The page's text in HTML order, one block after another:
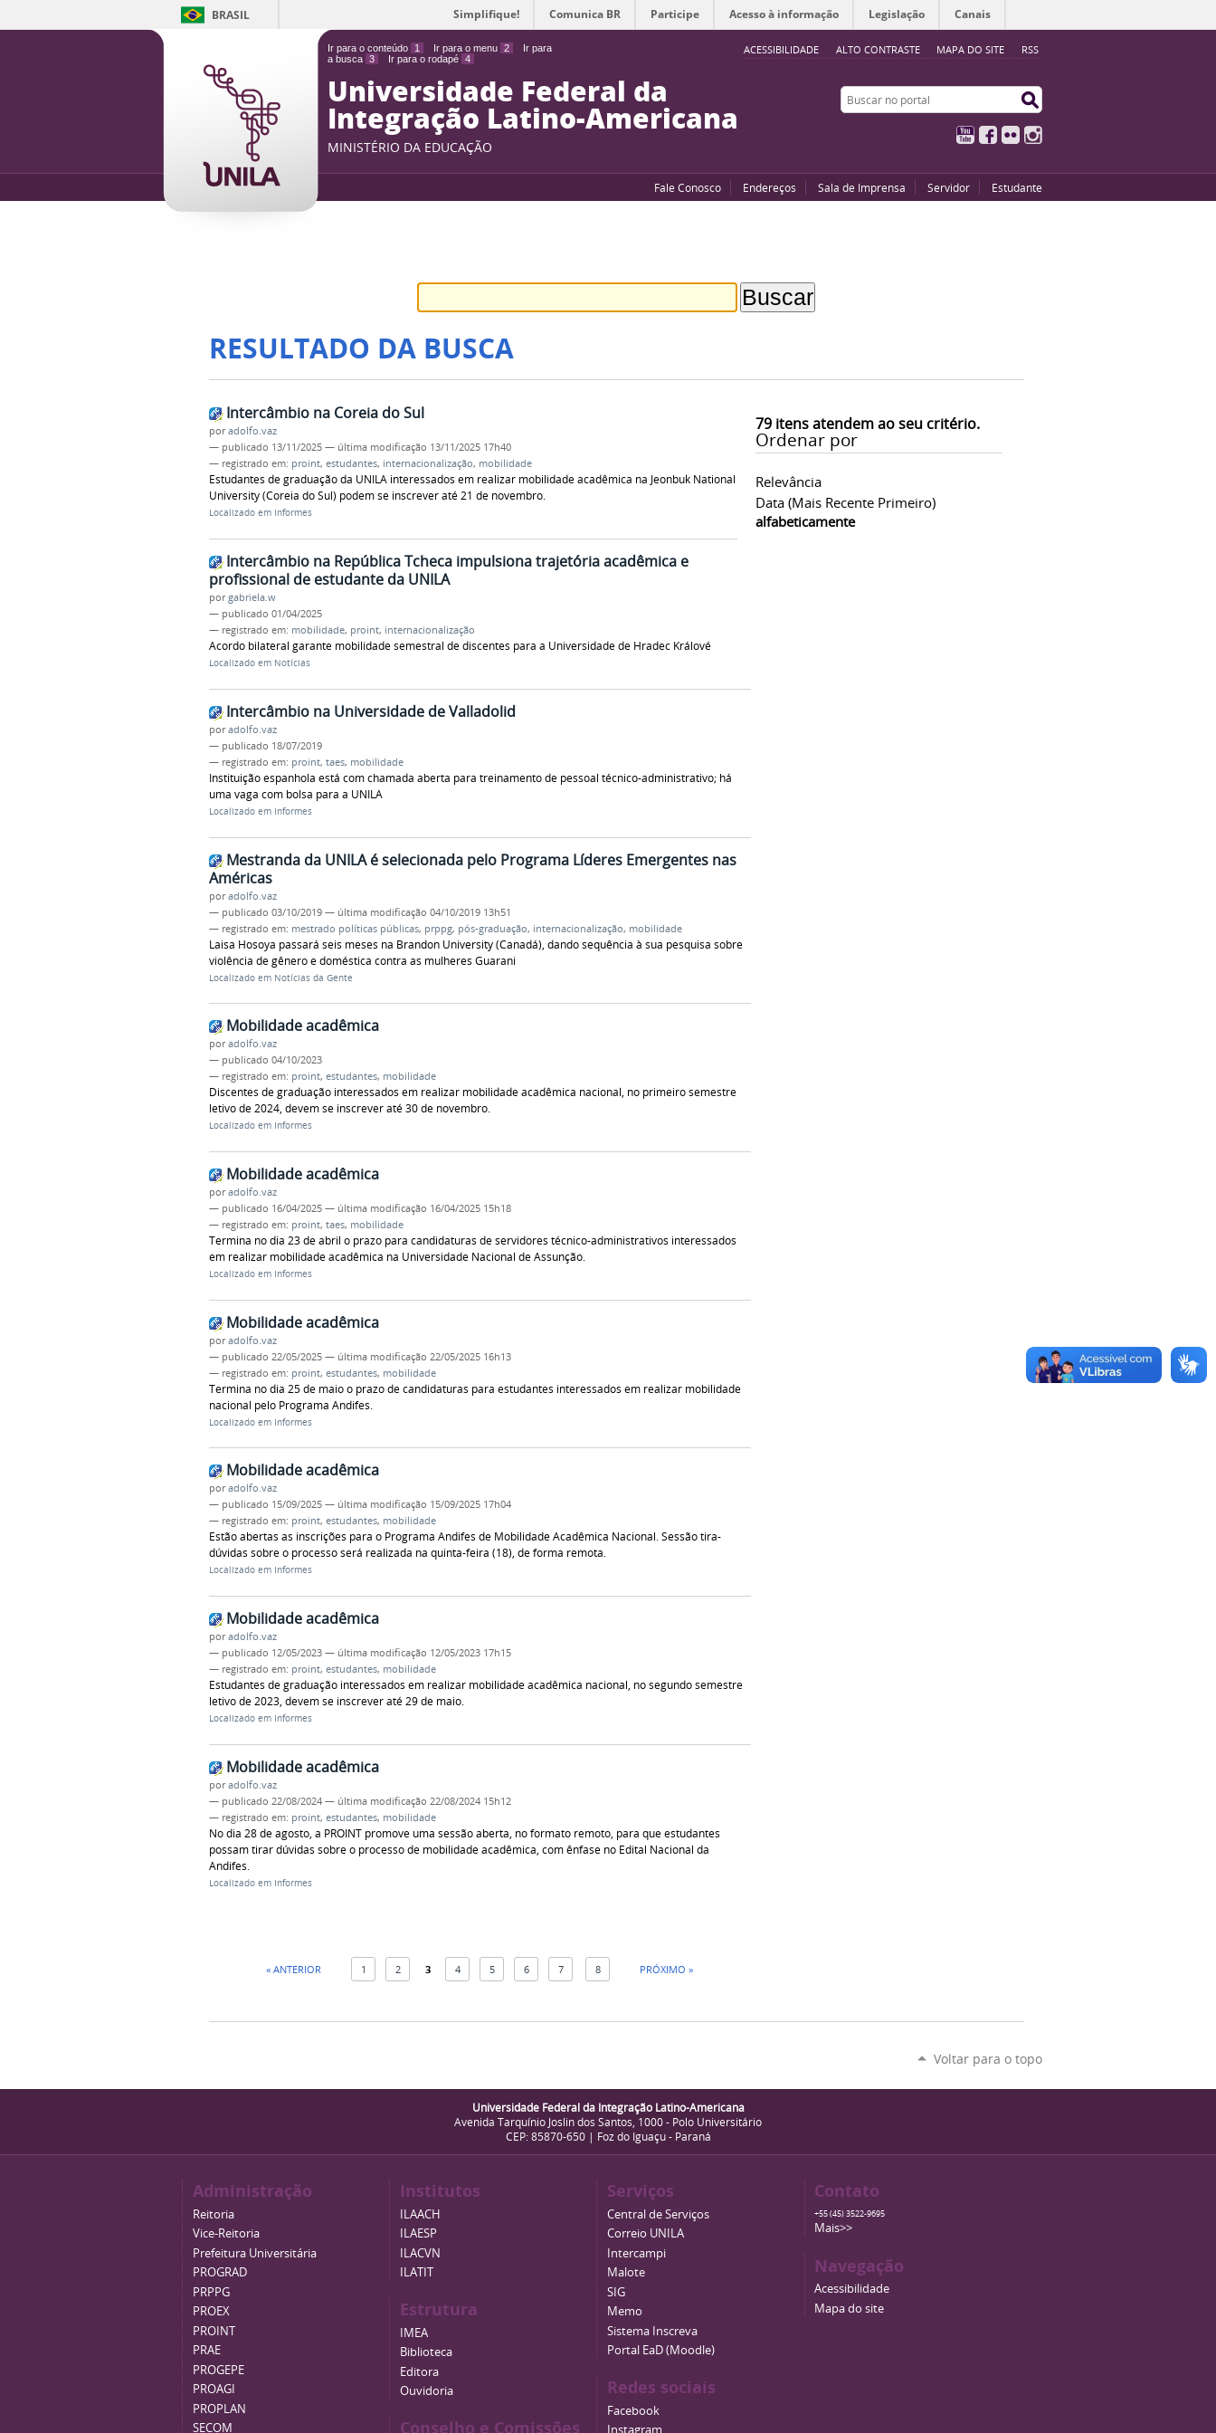
Ir para o conteúdo 1 Ir para o menu 2
Ir para
a busca 3 Ir para o rodapé 4
ACESSIBILIDADE ALTO CONTRASTE MAPA DO SITE RSS
BRASIL Simplifique! Comunica BR Participe Acesso à informação Legislação Canais
Universidade Federal da
Integração Latino-Americana
MINISTÉRIO DA EDUCAÇÃO
Buscar no portal
YouTubeFacebook
Flickr
Fale Conosco Endereços Sala de Imprensa Servidor Estudante
RESULTADO DA BUSCA
79itens atendem ao seu critério.
Ordenar por
Relevância
Data (mais Recente Primeiro)
alfabeticamente
Intercâmbio na Coreia do Sul
poradolfo.vaz
— publicado 13/11/2025 — última modificação 13/11/2025 17h40
— registrado em: proint, estudantes, internacionalização, mobilidade
Estudantes de graduação da UNILA interessados em realizar mobilidade acadêmica na Jeonbuk National
University (Coreia do Sul) podem se inscrever até 21 de novembro.
Localizado em Informes
Intercâmbio na República Tcheca impulsiona trajetória acadêmica e
profissional de estudante da UNILA
porgabriela.w
— publicado 01/04/2025
— registrado em: mobilidade, proint, internacionalização
Acordo bilateral garante mobilidade semestral de discentes para a Universidade de Hradec Králové
Localizado em Notícias
Intercâmbio na Universidade de Valladolid
poradolfo.vaz
— publicado 18/07/2019
— registrado em: proint, taes, mobilidade
Instituição espanhola está com chamada aberta para treinamento de pessoal técnico-administrativo; há
uma vaga com bolsa para a UNILA
Localizado em Informes
Mestranda da UNILA é selecionada pelo Programa Líderes Emergentes nas
Américas
poradolfo.vaz
— publicado 03/10/2019 — última modificação 04/10/2019 13h51
— registrado em: mestrado políticas públicas, prppg, pós-graduação, internacionalização, mobilidade
Laisa Hosoya passará seis meses na Brandon University (Canadá), dando sequência à sua pesquisa sobre
violência de gênero e doméstica contra as mulheres Guarani
Localizado em Notícias da Gente
Mobilidade acadêmica
poradolfo.vaz
— publicado 04/10/2023
— registrado em: proint, estudantes, mobilidade
Discentes de graduação interessados em realizar mobilidade acadêmica nacional, no primeiro semestre
letivo de 2024, devem se inscrever até 30 de novembro.
Localizado em Informes
Mobilidade acadêmica
poradolfo.vaz
— publicado 16/04/2025 — última modificação 16/04/2025 15h18
— registrado em: proint, taes, mobilidade
Termina no dia 23 de abril o prazo para candidaturas de servidores técnico-administrativos interessados
em realizar mobilidade acadêmica na Universidade Nacional de Assunção.
Localizado em Informes
Mobilidade acadêmica
poradolfo.vaz
— publicado 22/05/2025 — última modificação 22/05/2025 16h13
— registrado em: proint, estudantes, mobilidade
Termina no dia 25 de maio o prazo de candidaturas para estudantes interessados em realizar mobilidade
nacional pelo Programa Andifes.
Localizado em Informes
Mobilidade acadêmica
poradolfo.vaz
— publicado 15/09/2025 — última modificação 15/09/2025 17h04
— registrado em: proint, estudantes, mobilidade
Estão abertas as inscrições para o Programa Andifes de Mobilidade Acadêmica Nacional. Sessão tira-
dúvidas sobre o processo será realizada na quinta-feira (18), de forma remota.
Localizado em Informes
Mobilidade acadêmica
poradolfo.vaz
— publicado 12/05/2023 — última modificação 12/05/2023 17h15
— registrado em: proint, estudantes, mobilidade
Estudantes de graduação interessados em realizar mobilidade acadêmica nacional, no segundo semestre
letivo de 2023, devem se inscrever até 29 de maio.
Localizado em Informes
Mobilidade acadêmica
poradolfo.vaz
— publicado 22/08/2024 — última modificação 22/08/2024 15h12
— registrado em: proint, estudantes, mobilidade
No dia 28 de agosto, a PROINT promove uma sessão aberta, no formato remoto, para que estudantes
possam tirar dúvidas sobre o processo de mobilidade acadêmica, com ênfase no Edital Nacional da
Andifes.
Localizado em Informes
« ANTERIOR 1 2 3 4 5 6 7 8 PRÓXIMO »
Voltar para o topo
Universidade Federal da Integração Latino-Americana
Avenida Tarquínio Joslin dos Santos, 1000 - Polo Universitário
CEP: 85870-650 | Foz do Iguaçu - Paraná
Administração
Reitoria
Vice-Reitoria
Prefeitura Universitária
PROGRAD
PRPPG
PROEX
PROINT
PRAE
PROGEPE
PROAGI
PROPLAN
SECOM
Institutos
ILAACH
ILAESP
ILACVN
ILATIT
Estrutura
IMEA
Biblioteca
Editora
Ouvidoria
Conselho e Comissões
Serviços
Central de Serviços
Correio UNILA
Intercampi
Malote
SIG
Memo
Sistema Inscreva
Portal EaD (Moodle)
Redes sociais
Facebook
Contato
+55 (45) 3522-9695
Mais>>
Navegação
Acessibilidade
Mapa do site